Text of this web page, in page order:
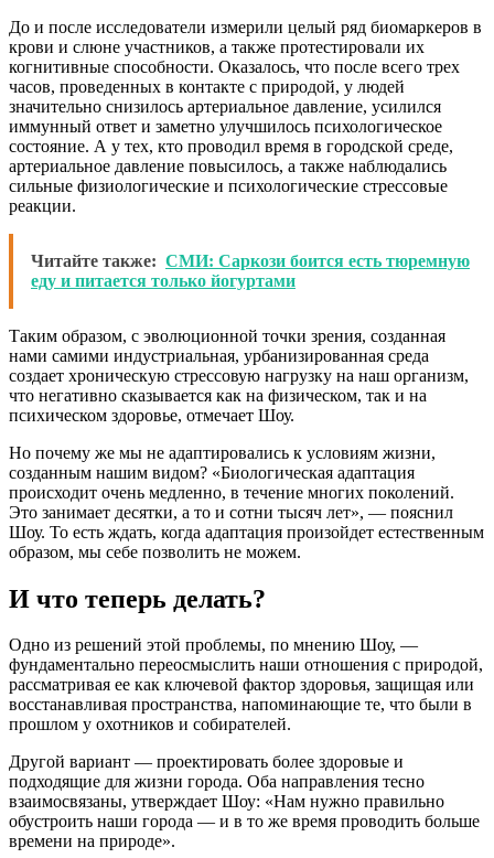
До и после исследователи измерили целый ряд биомаркеров в
крови и слюне участников, а также протестировали их
когнитивные способности. Оказалось, что после всего трех
часов, проведенных в контакте с природой, у людей
значительно снизилось артериальное давление, усилился
иммунный ответ и заметно улучшилось психологическое
состояние. А у тех, кто проводил время в городской среде,
артериальное давление повысилось, а также наблюдались
сильные физиологические и психологические стрессовые
реакции.
Читайте также: СМИ: Саркози боится есть тюремную
еду и питается только йогуртами
Таким образом, с эволюционной точки зрения, созданная
нами самими индустриальная, урбанизированная среда
создает хроническую стрессовую нагрузку на наш организм,
что негативно сказывается как на физическом, так и на
психическом здоровье, отмечает Шоу.
Но почему же мы не адаптировались к условиям жизни,
созданным нашим видом? «Биологическая адаптация
происходит очень медленно, в течение многих поколений.
Это занимает десятки, а то и сотни тысяч лет», — пояснил
Шоу. То есть ждать, когда адаптация произойдет естественным
образом, мы себе позволить не можем.
И что теперь делать?
Одно из решений этой проблемы, по мнению Шоу, —
фундаментально переосмыслить наши отношения с природой,
рассматривая ее как ключевой фактор здоровья, защищая или
восстанавливая пространства, напоминающие те, что были в
прошлом у охотников и собирателей.
Другой вариант — проектировать более здоровые и
подходящие для жизни города. Оба направления тесно
взаимосвязаны, утверждает Шоу: «Нам нужно правильно
обустроить наши города — и в то же время проводить больше
времени на природе».